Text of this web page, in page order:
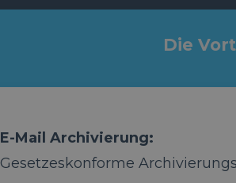
Die
E-Mail Archivierung:
Gesetzeskonforme